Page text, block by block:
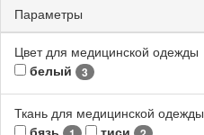
Параметры
Цвет для медицинской одежды
белый
3
Ткань для медицинской одежды
бязь
тиси